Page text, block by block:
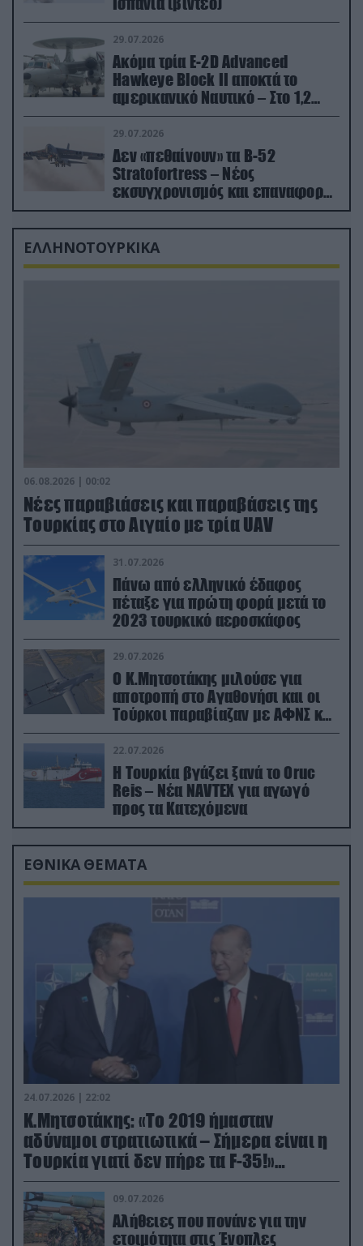
29.07.2026
Ακόμα τρία E-2D Advanced
Hawkeye Block II αποκτά το
αμερικανικό Ναυτικό – Στο 1,2
δισ.δολάρια το κόστος
29.07.2026
Δεν «πεθαίνουν» τα Β-52
Stratofortress – Νέος
εκσυγχρονισμός και επαναφορά
από τα «νεκροταφεία»
ΕΛΛΗΝΟΤΟΥΡΚΙΚΑ
06.08.2026 | 00:02
Νέες παραβιάσεις και παραβάσεις της
Τουρκίας στο Αιγαίο με τρία UAV
31.07.2026
Πάνω από ελληνικό έδαφος
πέταξε για πρώτη φορά μετά το
2023 τουρκικό αεροσκάφος
29.07.2026
Ο Κ.Μητσοτάκης μιλούσε για
αποτροπή στο Αγαθονήσι και οι
Τούρκοι παραβίαζαν με ΑΦΝΣ και
drone
22.07.2026
Η Τουρκία βγάζει ξανά το Oruc
Reis – Νέα NAVTEX για αγωγό
προς τα Κατεχόμενα
ΕΘΝΙΚΑ ΘΕΜΑΤΑ
24.07.2026 | 22:02
Κ.Μητσοτάκης: «Το 2019 ήμασταν
αδύναμοι στρατιωτικά – Σήμερα είναι η
Τουρκία γιατί δεν πήρε τα F-35!»
(βίντεο)
09.07.2026
Αλήθειες που πονάνε για την
ετοιμότητα στις Ένοπλες